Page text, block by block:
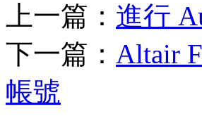
上一篇： 進行
下一篇： Altair
帳號